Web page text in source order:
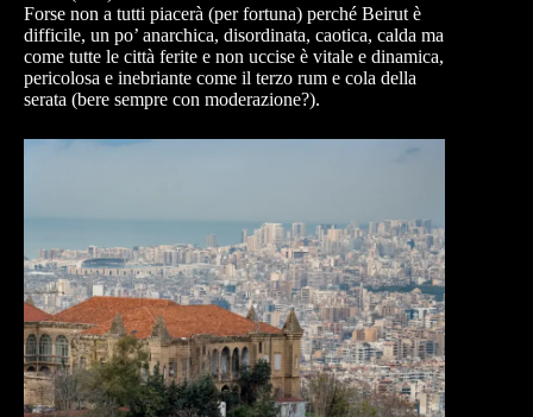
Forse non a tutti piacerà (per fortuna) perché Beirut è
difficile, un po’ anarchica, disordinata, caotica, calda ma
come tutte le città ferite e non uccise è vitale e dinamica,
pericolosa e inebriante come il terzo rum e cola della
serata (bere sempre con moderazione?).